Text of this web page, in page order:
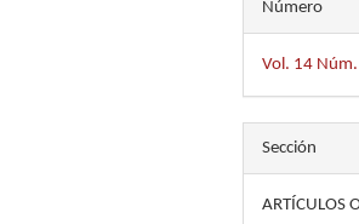
Número
Vol. 14
Sección
ARTÍCULOS